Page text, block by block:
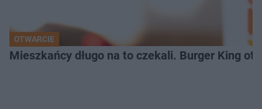
OTWARCIE
Mieszkańcy długo na to czekali. Burger King